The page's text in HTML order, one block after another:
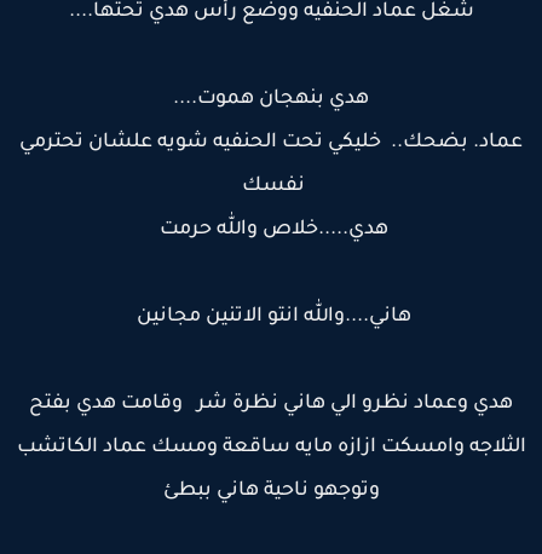
شغل عماد الحنفيه ووضع رأس هدي تحتها....
هدي بنهجان هموت....
بضحك.. خليكي تحت الحنفيه شويه علشان تحترمي
نفسك
هدي.....خلاص والله حرمت
هاني....والله انتو الاتنين مجانين
هدي وعماد نظرو الي هاني نظرة شر وقامت هدي بفتح
وامسكت ازازه مايه ساقعة ومسك عماد الكاتشب
وتوجهو ناحية هاني ببطئ